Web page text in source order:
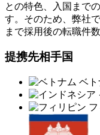
との特色、入国まで
す。そのため、弊社
まで採用後の転職件
提携先相手国
ベト